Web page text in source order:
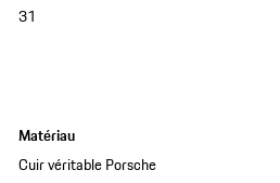
31
Matériau
Cuir véritable Porsche